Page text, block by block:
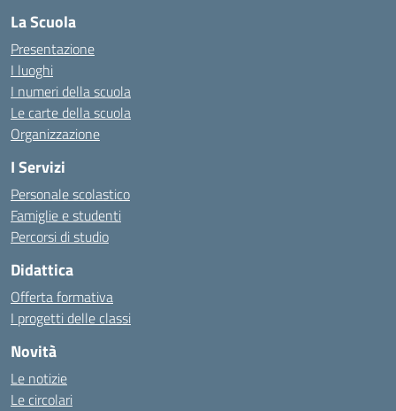
La Scuola
Presentazione
I luoghi
I numeri della scuola
Le carte della scuola
Organizzazione
I Servizi
Personale scolastico
Famiglie e studenti
Percorsi di studio
Didattica
Offerta formativa
I progetti delle classi
Novità
Le notizie
Le circolari